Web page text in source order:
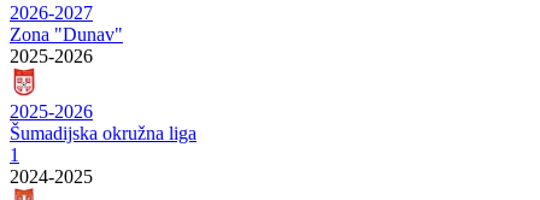
2026-2027
Zona "Dunav"
2025-2026
2025-2026
Šumadijska okružna liga
1
2024-2025